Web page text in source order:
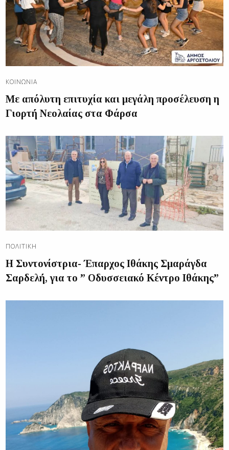
ΚΟΙΝΩΝΊΑ
Με απόλυτη επιτυχία και μεγάλη προσέλευση η
Γιορτή Νεολαίας στα Φάρσα
ΠΟΛΙΤΙΚΉ
Η Συντονίστρια- Έπαρχος Ιθάκης Σμαράγδα
Σαρδελή, για το ” Οδυσσειακό Κέντρο Ιθάκης”